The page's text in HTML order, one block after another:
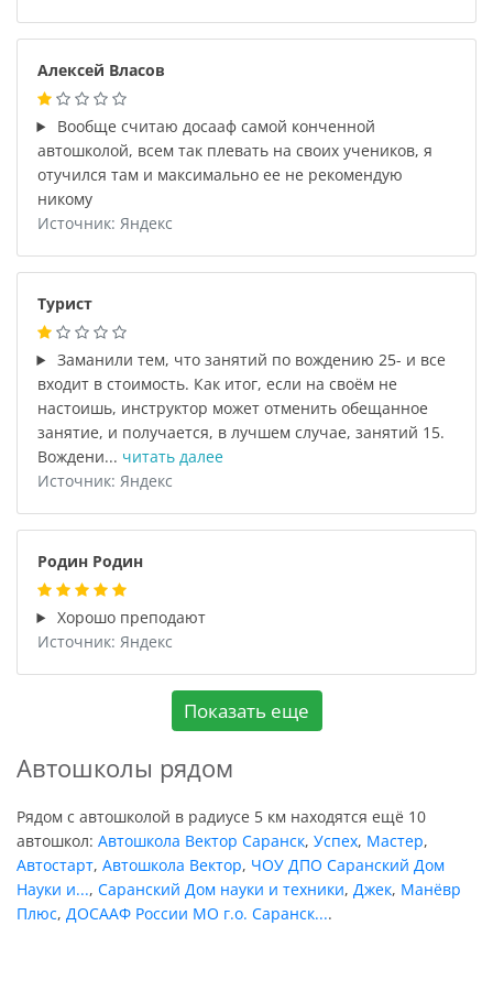
Алексей Власов
Вообще считаю досааф самой конченной
автошколой, всем так плевать на своих учеников, я
отучился там и максимально ее не рекомендую
никому
Источник: Яндекс
Турист
Заманили тем, что занятий по вождению 25- и все
входит в стоимость. Как итог, если на своём не
настоишь, инструктор может отменить обещанное
занятие, и получается, в лучшем случае, занятий 15.
Вождени... читать далее
Источник: Яндекс
Родин Родин
Хорошо преподают
Источник: Яндекс
Показать еще
Автошколы рядом
Рядом с автошколой в радиусе 5 км находятся ещё 10
автошкол: Автошкола Вектор Саранск, Успех, Мастер,
Автостарт, Автошкола Вектор, ЧОУ ДПО Саранский Дом
Науки и..., Саранский Дом науки и техники, Джек, Манёвр
Плюс, ДОСААФ России МО г.о. Саранск....